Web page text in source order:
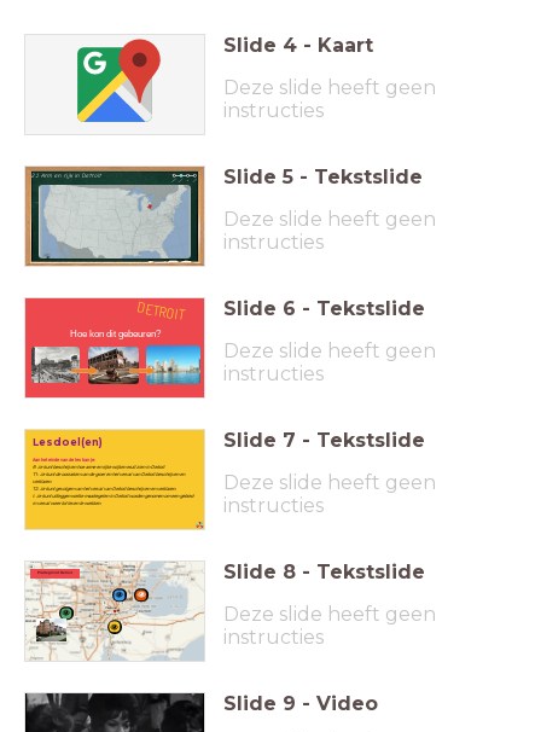
Slide 4 - Kaart
Deze slide heeft geen
instructies
2.1 Arm en rijk in Detroit Slide 5 - Tekstslide
Deze slide heeft geen
instructies
Hoe kon dit gebeuren?
DETROIT Slide 6 - Tekstslide
Deze slide heeft geen
instructies
Lesdoel(en)
Aan het einde van de les kan je:
R: Je kunt beschrijven hoe arme en rijke wijken eruit zien in Detroit
T1: Je kunt de oorzaken van de groei en het verval van Detroit beschrijven en
verklaren.
T2: Je kunt gevolgen van het verval van Detroit beschrijven en verklaren.
I: Je kunt uitleggen welke maatregelen in Detroit worden genomen om een gebied
in verval weer tot leven te wekken.
Slide 7 - Tekstslide
Deze slide heeft geen
instructies
Plattegrond Detroit Slide 8 - Tekstslide
Deze slide heeft geen
instructies
Slide 9 - Video